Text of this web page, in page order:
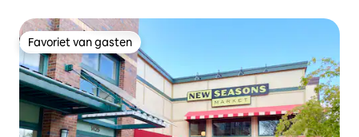
Favoriet van gasten
Favoriet van gasten